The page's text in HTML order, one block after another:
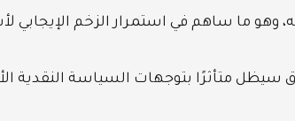
وهو ما ساهم في استمرار الزخم الإيجابي
سيظل متأثرًا بتوجهات السياسة النقدية